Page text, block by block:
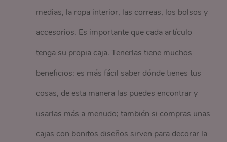
medias, la ropa interior, las correas, los bolsos y
accesorios. Es importante que cada artículo
tenga su propia caja. Tenerlas tiene muchos
beneficios: es más fácil saber dónde tienes tus
cosas, de esta manera las puedes encontrar y
usarlas más a menudo; también si compras unas
cajas con bonitos diseños sirven para decorar la